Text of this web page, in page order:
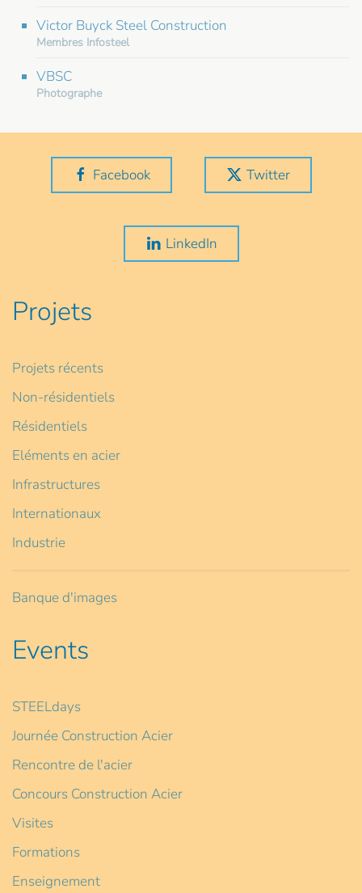
Victor Buyck Steel Construction
Membres Infosteel
VBSC
Photographe
Facebook Twitter
LinkedIn
Projets
Projets récents
Non-résidentiels
Résidentiels
Eléments en acier
Infrastructures
Internationaux
Industrie
Banque d'images
Events
STEELdays
Journée Construction Acier
Rencontre de l'acier
Concours Construction Acier
Visites
Formations
Enseignement